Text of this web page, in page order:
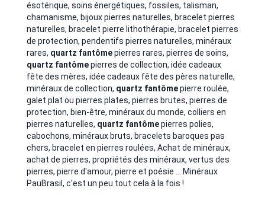
ésotérique, soins énergétiques, fossiles, talisman,
chamanisme, bijoux pierres naturelles, bracelet pierres
naturelles, bracelet pierre lithothérapie, bracelet pierres
de protection, pendentifs pierres naturelles, minéraux
rares, quartz fantômepierres rares, pierres de soins,
quartz fantômepierres de collection, idée cadeaux
fête des mères, idée cadeaux fête des pères naturelle,
minéraux de collection, quartz fantômepierre roulée,
galet plat ou pierres plates, pierres brutes, pierres de
protection, bien-être, minéraux du monde, colliers en
pierres naturelles, quartz fantômepierres polies,
cabochons, minéraux bruts, bracelets baroques pas
chers, bracelet en pierres roulées, Achat de minéraux,
achat de pierres, propriétés des minéraux, vertus des
pierres, pierre d'amour, pierre et poésie ... Minéraux
PauBrasil, c'est un peu tout cela à la fois !